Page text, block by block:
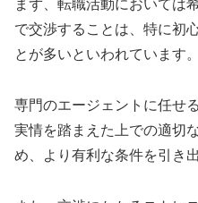
まず、転職活動においては
で交渉することは、特に初
とが多いといわれています。
専門のエージェントに任せ
実情を踏まえた上での適切
め、より有利な条件を引き